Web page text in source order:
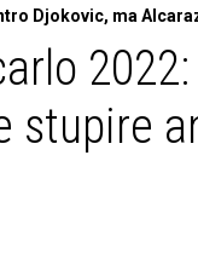
Djokovic, ma
stupire